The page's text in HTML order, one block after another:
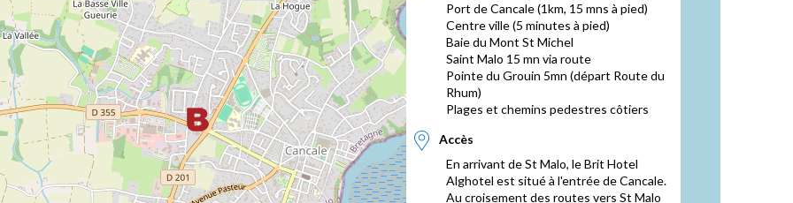
Port de Cancale (1km, 15 mns à pied)
Centre ville (5 minutes à pied)
Baie du Mont St Michel
Saint Malo 15 mn via route
Pointe du Grouin 5mn (départ Route du
Rhum)
Plages et chemins pedestres côtiers
Accès
En arrivant de St Malo, le Brit Hotel
Alghotel est situé à l'entrée de Cancale.
Au croisement des routes vers St Malo